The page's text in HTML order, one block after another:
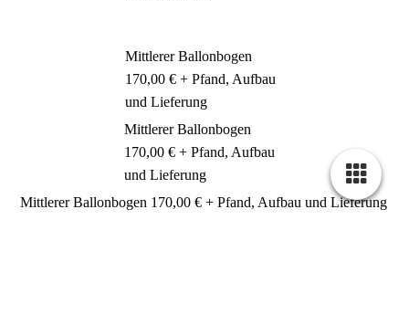
Mittlerer Ballonbogen
170,00 € + Pfand, Aufbau
und Lieferung
Mittlerer Ballonbogen
170,00 € + Pfand, Aufbau
und Lieferung
Mittlerer Ballonbogen 170,00 € + Pfand, Aufbau und Lieferung